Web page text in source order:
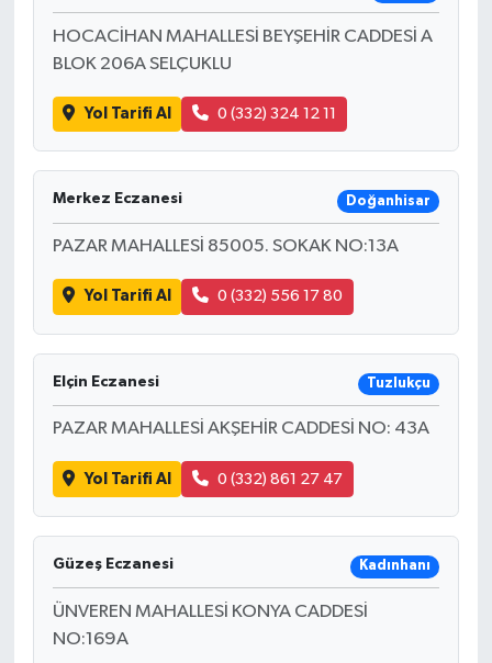
HOCACİHAN MAHALLESİ BEYŞEHİR CADDESİ A
BLOK 206A SELÇUKLU
Yol Tarifi Al 0 (332) 324 12 11
Merkez Eczanesi Doğanhisar
PAZAR MAHALLESİ 85005. SOKAK NO:13A
Yol Tarifi Al 0 (332) 556 17 80
Elçin Eczanesi Tuzlukçu
PAZAR MAHALLESİ AKŞEHİR CADDESİ NO: 43A
Yol Tarifi Al 0 (332) 861 27 47
Güzeş Eczanesi Kadınhanı
ÜNVEREN MAHALLESİ KONYA CADDESİ
NO:169A